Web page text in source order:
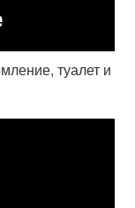
туалет и